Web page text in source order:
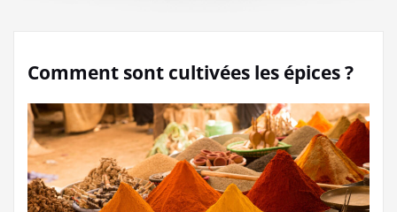
Comment sont cultivées les épices ?